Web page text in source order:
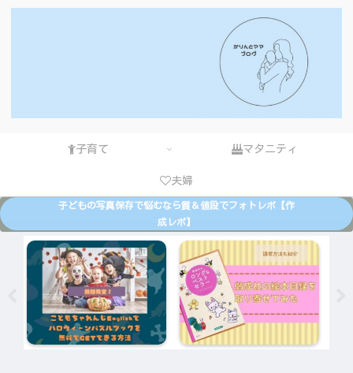
子育て マタニティ
夫婦
子どもの写真保存で悩むなら質＆値段でフォトレボ【作
成レポ】